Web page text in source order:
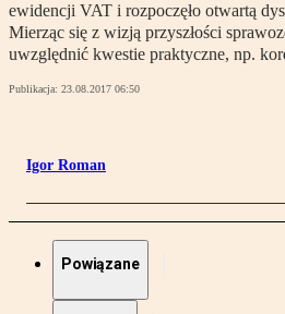
ewidencji VAT i rozpoczęło otwartą
Mierząc się z wizją przyszłości
uwzględnić kwestie praktyczne, np.
Publikacja: 23.08.2017 06:50
Igor Roman
Powiązane